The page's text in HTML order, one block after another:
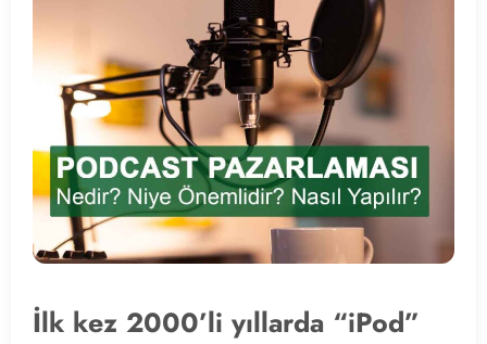
İlk kez 2000’li yıllarda “iPod”